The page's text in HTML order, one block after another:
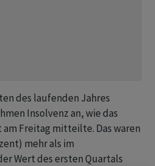
des laufenden Jahres
Insolvenz an, wie das
Freitag mitteilte. Das waren
mehr als im
Wert des ersten Quartals